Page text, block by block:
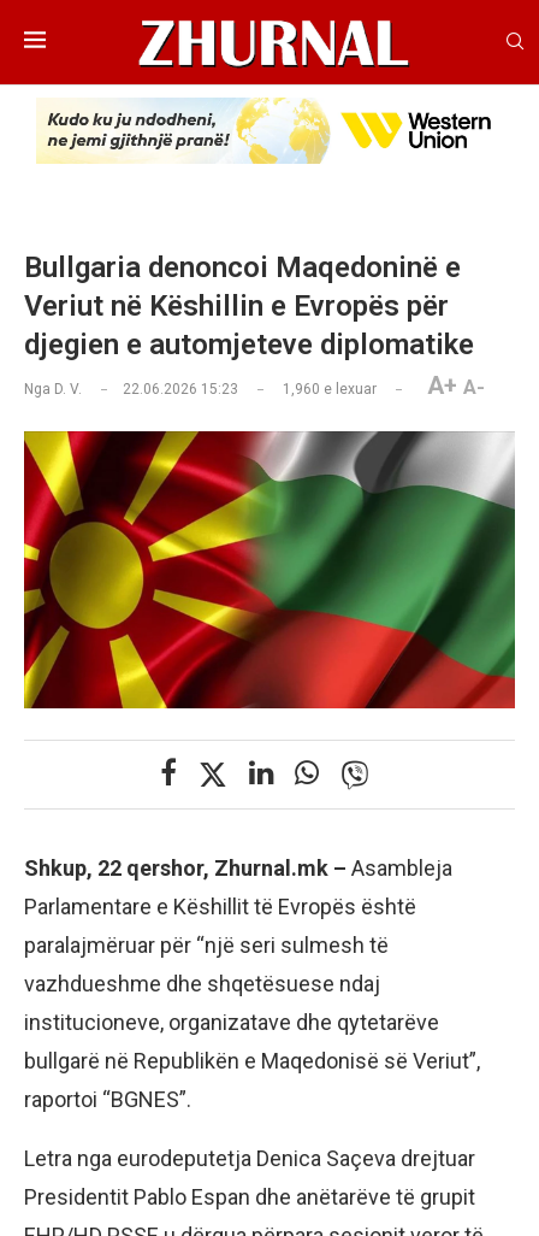
Bullgaria denoncoi Maqedoninë e
Veriut në Këshillin e Evropës për
djegien e automjeteve diplomatike
Nga D. V. 22.06.2026 15:23 1,960 e lexuar A+ A-
Shkup, 22 qershor, Zhurnal.mk – Asambleja
Parlamentare e Këshillit të Evropës është
paralajmëruar për “një seri sulmesh të
vazhdueshme dhe shqetësuese ndaj
institucioneve, organizatave dhe qytetarëve
bullgarë në Republikën e Maqedonisë së Veriut”,
raportoi “BGNES”.
Letra nga eurodeputetja Denica Saçeva drejtuar
Presidentit Pablo Espan dhe anëtarëve të grupit